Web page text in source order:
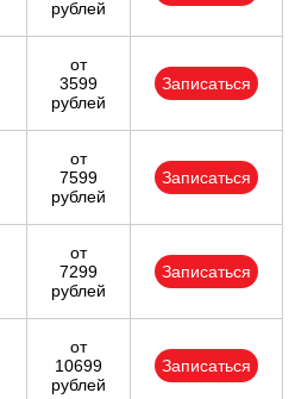
рублей
от
3599
рублей
Записаться
от
7599
рублей
Записаться
от
7299
рублей
Записаться
от
10699
рублей
Записаться